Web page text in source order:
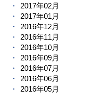
2017年02月
2017年01月
2016年12月
2016年11月
2016年10月
2016年09月
2016年07月
2016年06月
2016年05月